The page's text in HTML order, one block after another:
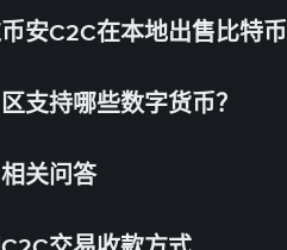
安C2C在本地出售比特币
支持哪些数字货币？
关问答